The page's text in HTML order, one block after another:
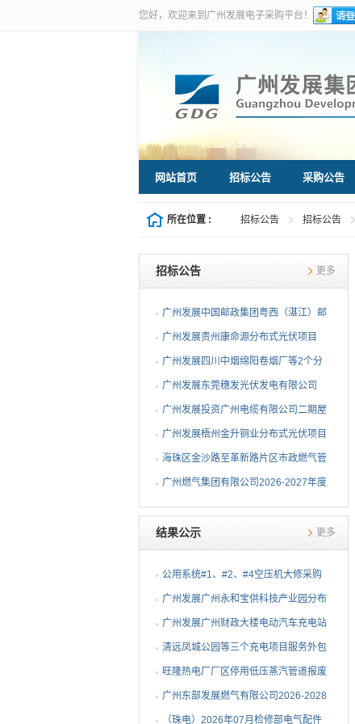
您好，欢迎来到广州发展电子采购平台！
网站首页 招标公告 采购公告
所在位置 : 招标公告 招标公告
招标公告 更多
广州发展中国邮政集团粤西（湛江）邮
件处理中心等3个分布...
广州发展贵州康命源分布式光伏项目
EPC总承包（第二次招标...
广州发展四川中烟绵阳卷烟厂等2个分
布式光伏项目EPC总承包...
广州发展东莞穗发光伏发电有限公司
（广州港新沙港务有限公...
广州发展投资广州电缆有限公司二期屋
顶分布式光伏项目EPC...
广州发展梧州金升铜业分布式光伏项目
EPC总承包招标公告
海珠区金沙路至革新路片区市政燃气管
网更新工程招标公告
广州燃气集团有限公司2026-2027年度
燃气用埋地聚乙烯（PE1...
结果公示 更多
公用系统#1、#2、#4空压机大修采购
结果公告
⼴州发展⼴州永和宝供科技产业园分布
式光伏项⽬可⾏性研究...
广州发展广州财政大楼电动汽车充电站
项目采购结果公告
清远凤城公园等三个充电项目服务外包
项目采购结果公告
旺隆热电厂厂区停用低压蒸汽管道报废
拆除及废旧物资处置项...
广州东部发展燃气有限公司2026-2028
年非开挖燃气管道精确...
（珠电）2026年07月检修部电气配件